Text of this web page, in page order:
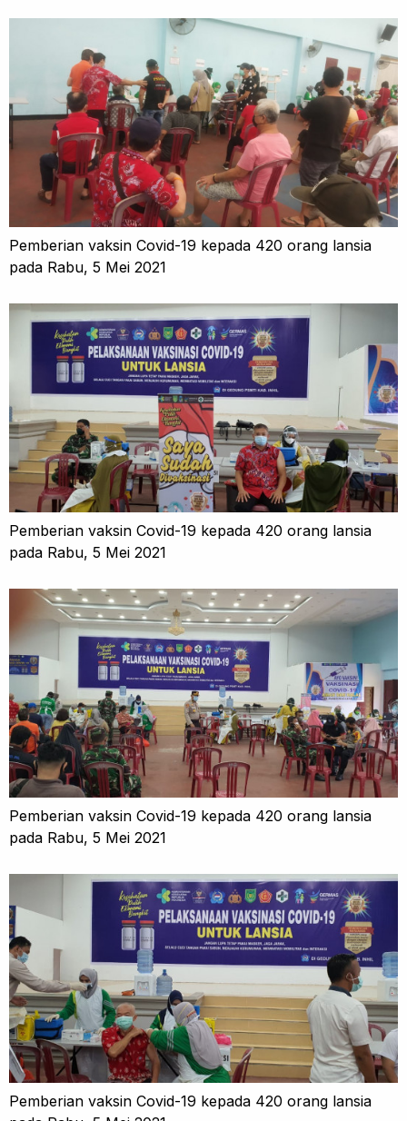
Pemberian vaksin Covid-19 kepada 420 orang lansia
pada Rabu, 5 Mei 2021
Pemberian vaksin Covid-19 kepada 420 orang lansia
pada Rabu, 5 Mei 2021
Pemberian vaksin Covid-19 kepada 420 orang lansia
pada Rabu, 5 Mei 2021
Pemberian vaksin Covid-19 kepada 420 orang lansia